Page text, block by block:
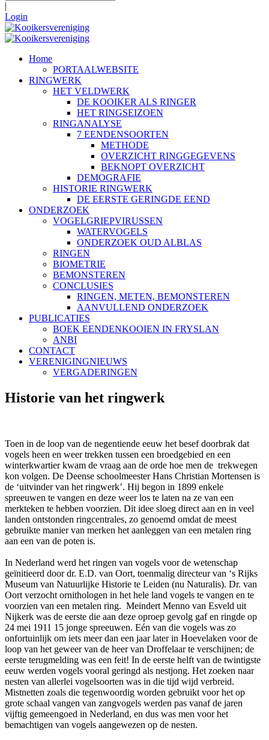
|
Login
Home
PORTAALWEBSITE
RINGWERK
HET VELDWERK
DE KOOIKER ALS RINGER
HET RINGSEIZOEN
RINGANALYSE
7 EENDENSOORTEN
METHODE
OVERZICHT RINGGEGEVENS
BEKNOPT OVERZICHT
DEMOGRAFIE
HISTORIE RINGWERK
DE EERSTE GERINGDE EEND
ONDERZOEK
VOGELGRIEPVIRUSSEN
WATERVOGELS
ONDERZOEK OUD ALBLAS
RINGEN
BIOMETRIE
BEMONSTEREN
CONCLUSIES
RINGEN, METEN, BEMONSTEREN
AANVULLEND ONDERZOEK
PUBLICATIES
BOEK EENDENKOOIEN IN FRYSLAN
ANBI
CONTACT
VERENIGINGNIEUWS
VERGADERINGEN
Historie van het ringwerk
Toen in de loop van de negentiende eeuw het besef doorbrak dat
vogels heen en weer trekken tussen een broedgebied en een
winterkwartier kwam de vraag aan de orde hoe men de trekwegen
kon volgen. De Deense schoolmeester Hans Christian Mortensen is
de ‘uitvinder van het ringwerk’. Hij begon in 1899 enkele
spreeuwen te vangen en deze weer los te laten na ze van een
merkteken te hebben voorzien. Dit idee sloeg direct aan en in veel
landen ontstonden ringcentrales, zo genoemd omdat de meest
gebruikte manier van merken het aanleggen van een metalen ring
aan een van de poten is.
In Nederland werd het ringen van vogels voor de wetenschap
geïnitieerd door dr. E.D. van Oort, toenmalig directeur van ‘s Rijks
Museum van Natuurlijke Historie te Leiden (nu Naturalis). Dr. van
Oort verzocht ornithologen in het hele land vogels te vangen en te
voorzien van een metalen ring. Meindert Menno van Esveld uit
Nijkerk was de eerste die aan deze oproep gevolg gaf en ringde op
24 mei 1911 15 jonge spreeuwen. Eén van die vogels was zo
onfortuinlijk om iets meer dan een jaar later in Hoevelaken voor de
loop van het geweer van de heer van Droffelaar te verschijnen; de
eerste terugmelding was een feit! In de eerste helft van de twintigste
eeuw werden vogels vooral geringd als nestjong. Het zoeken naar
nesten van allerlei vogelsoorten was in die tijd wijd verbreid.
Mistnetten zoals die tegenwoordig worden gebruikt voor het op
grote schaal vangen van zangvogels werden pas vanaf de jaren
vijftig gemeengoed in Nederland, en dus was men voor het
bemachtigen van vogels aangewezen op de nesten.